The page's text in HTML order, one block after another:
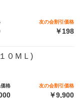
友の会割引価格
￥198
０ＭＬ)
格 友の会割引価格
￥9,900